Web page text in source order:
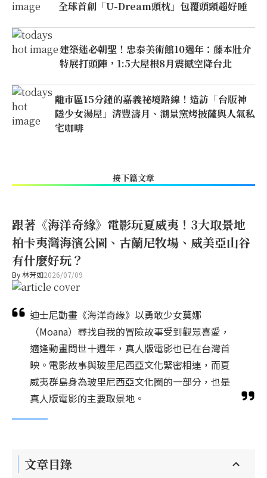
全球首創「U-Dream頭枕」包覆頭頸超好睡
建築迷必朝聖！忠泰美術館10週年：藤本壯介
特展打頭陣，1:5大屋根8月震撼空降台北
離市區15分鐘的嘉義祕境路線！造訪「台版神
隱少女湯屋」清豐濤月、湖景窯烤披薩與人氣私
宅咖啡
接下篇文章
跟著《海洋奇緣》電影玩夏威夷！3大取景地
柏卡夷灣海濱公園、古蘭尼牧場、威美亞山谷
有什麼好玩？
By林芳如2026/07/09
迪士尼動畫《海洋奇緣》以勇敢少女莫娜
（Moana）尋找自我的冒險故事受到觀眾喜愛，
適逢動畫問世十週年，真人版電影也已在台灣首
映。電影故事與玻里尼西亞文化緊密相連，而夏
威夷群島身為玻里尼西亞文化圈的一部分，也是
真人版電影的主要取景地。
文章目錄